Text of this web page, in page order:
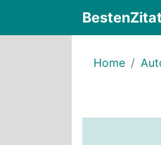
Home